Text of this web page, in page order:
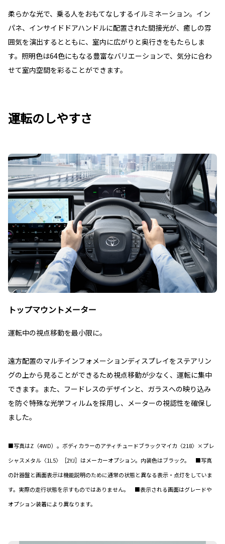
柔らかな光で、乗る人をおもてなしするイルミネーション。イン
パネ、インサイドドアハンドルに配置された間接光が、癒しの雰
囲気を演出するとともに、室内に広がりと奥行きをもたらしま
す。照明色は64色にもなる豊富なバリエーションで、気分に合わ
せて室内空間を彩ることができます。
運転のしやすさ
トップマウントメーター
運転中の視点移動を最小限に。
遠方配置のマルチインフォメーションディスプレイをステアリン
グの上から見ることができるため視点移動が少なく、運転に集中
できます。また、フードレスのデザインと、ガラスへの映り込み
を防ぐ特殊な光学フィルムを採用し、メーターの視認性を確保し
ました。
■写真はZ（4WD）。ボディカラーのアティチュードブラックマイカ〈218〉×プレ
シャスメタル〈1L5〉［2YJ］はメーカーオプション。内装色はブラック。 ■写真
の計器盤と画面表示は機能説明のために通常の状態と異なる表示・点灯をしていま
す。実際の走行状態を示すものではありません。 ■表示される画面はグレードや
オプション装着により異なります。